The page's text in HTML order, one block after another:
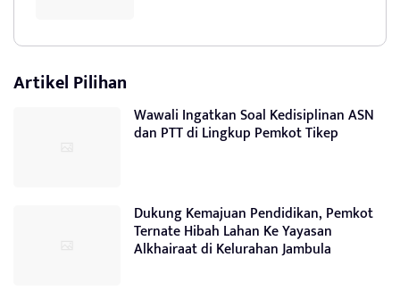
Artikel Pilihan
Wawali Ingatkan Soal Kedisiplinan ASN
dan PTT di Lingkup Pemkot Tikep
Dukung Kemajuan Pendidikan, Pemkot
Ternate Hibah Lahan Ke Yayasan
Alkhairaat di Kelurahan Jambula